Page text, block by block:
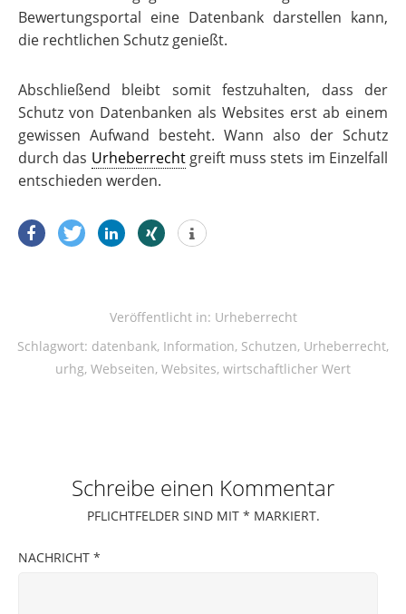
Bewertungsportal eine Datenbank darstellen kann,
die rechtlichen Schutz genießt.
Abschließend bleibt somit festzuhalten, dass der
Schutz von Datenbanken als Websites erst ab einem
gewissen Aufwand besteht. Wann also der Schutz
durch das Urheberrechtgreift muss stets im Einzelfall
entschieden werden.
Veröffentlicht in: Urheberrecht
Schlagwort: datenbank, Information, Schutzen, Urheberrecht,
urhg, Webseiten, Websites, wirtschaftlicher Wert
Schreibe einen Kommentar
PFLICHTFELDER SIND MIT * MARKIERT.
NACHRICHT *